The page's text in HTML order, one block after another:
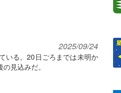
2025/09/24
いる。20日ごろまでは未明か
見込みだ。